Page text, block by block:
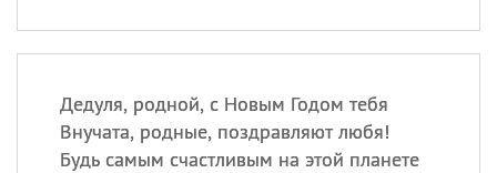
Дедуля, родной, с Новым Годом тебя
Внучата, родные, поздравляют любя!
Будь самым счастливым на этой планете